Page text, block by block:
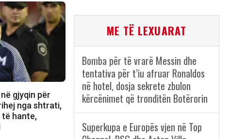
gjyqin për
nga shtrati,
të hante,
ME TË LEXUARAT
Bomba për të vrarë Messin dhe
tentativa për t’iu afruar Ronaldos
në hotel, dosja sekrete zbulon
kërcënimet që tronditën Botërorin
Superkupa e Europës vjen në Top